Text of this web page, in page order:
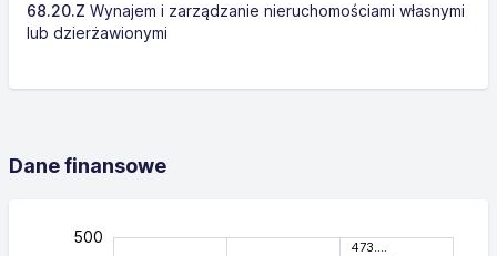
68.20.Z Wynajem i zarządzanie nieruchomościami własnymi
lub dzierżawionymi
Dane finansowe
473.…
500